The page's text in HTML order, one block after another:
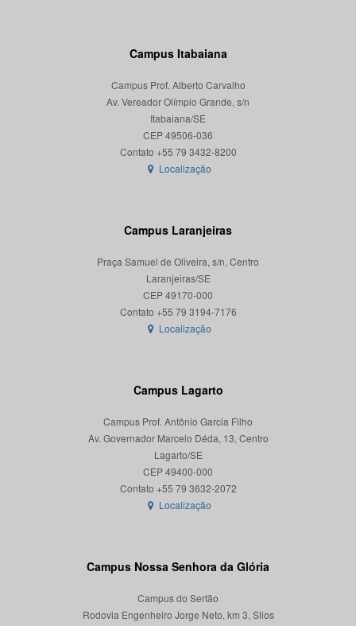
Campus Itabaiana
Campus Prof. Alberto Carvalho
Av. Vereador Olímpio Grande, s/n
Itabaiana/SE
CEP 49506-036
Localização
Campus Laranjeiras
Praça Samuel de Oliveira, s/n, Centro
Laranjeiras/SE
CEP 49170-000
Localização
Campus Lagarto
Campus Prof. Antônio Garcia Filho
Av. Governador Marcelo Déda, 13, Centro
Lagarto/SE
CEP 49400-000
Localização
Campus Nossa Senhora da Glória
Campus do Sertão
Rodovia Engenheiro Jorge Neto, km 3, Silos